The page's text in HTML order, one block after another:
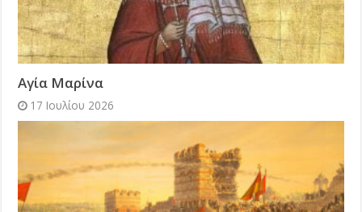
Αγία Μαρίνα
17 Ιουλίου 2026